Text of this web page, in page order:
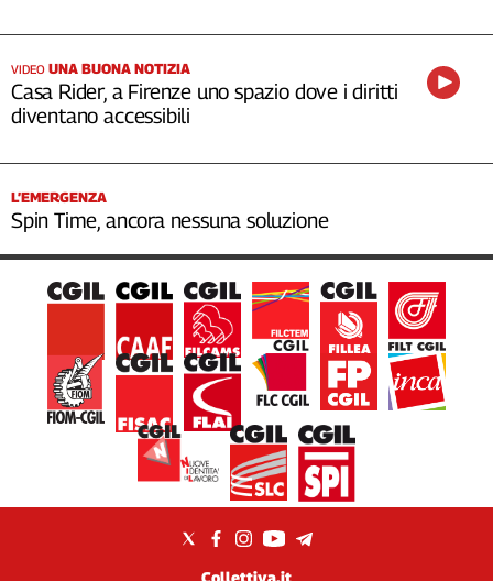
VIDEO UNA BUONA NOTIZIA
Casa Rider, a Firenze uno spazio dove i diritti
diventano accessibili
L’EMERGENZA
Spin Time, ancora nessuna soluzione
Collettiva.it